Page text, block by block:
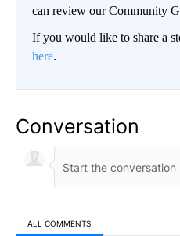
can review our Community
If you would like to share a
here.
Conversation
ALL COMMENTS